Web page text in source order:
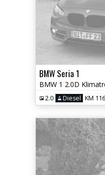
BMW Seria 1
2.0 Diesel KM 116